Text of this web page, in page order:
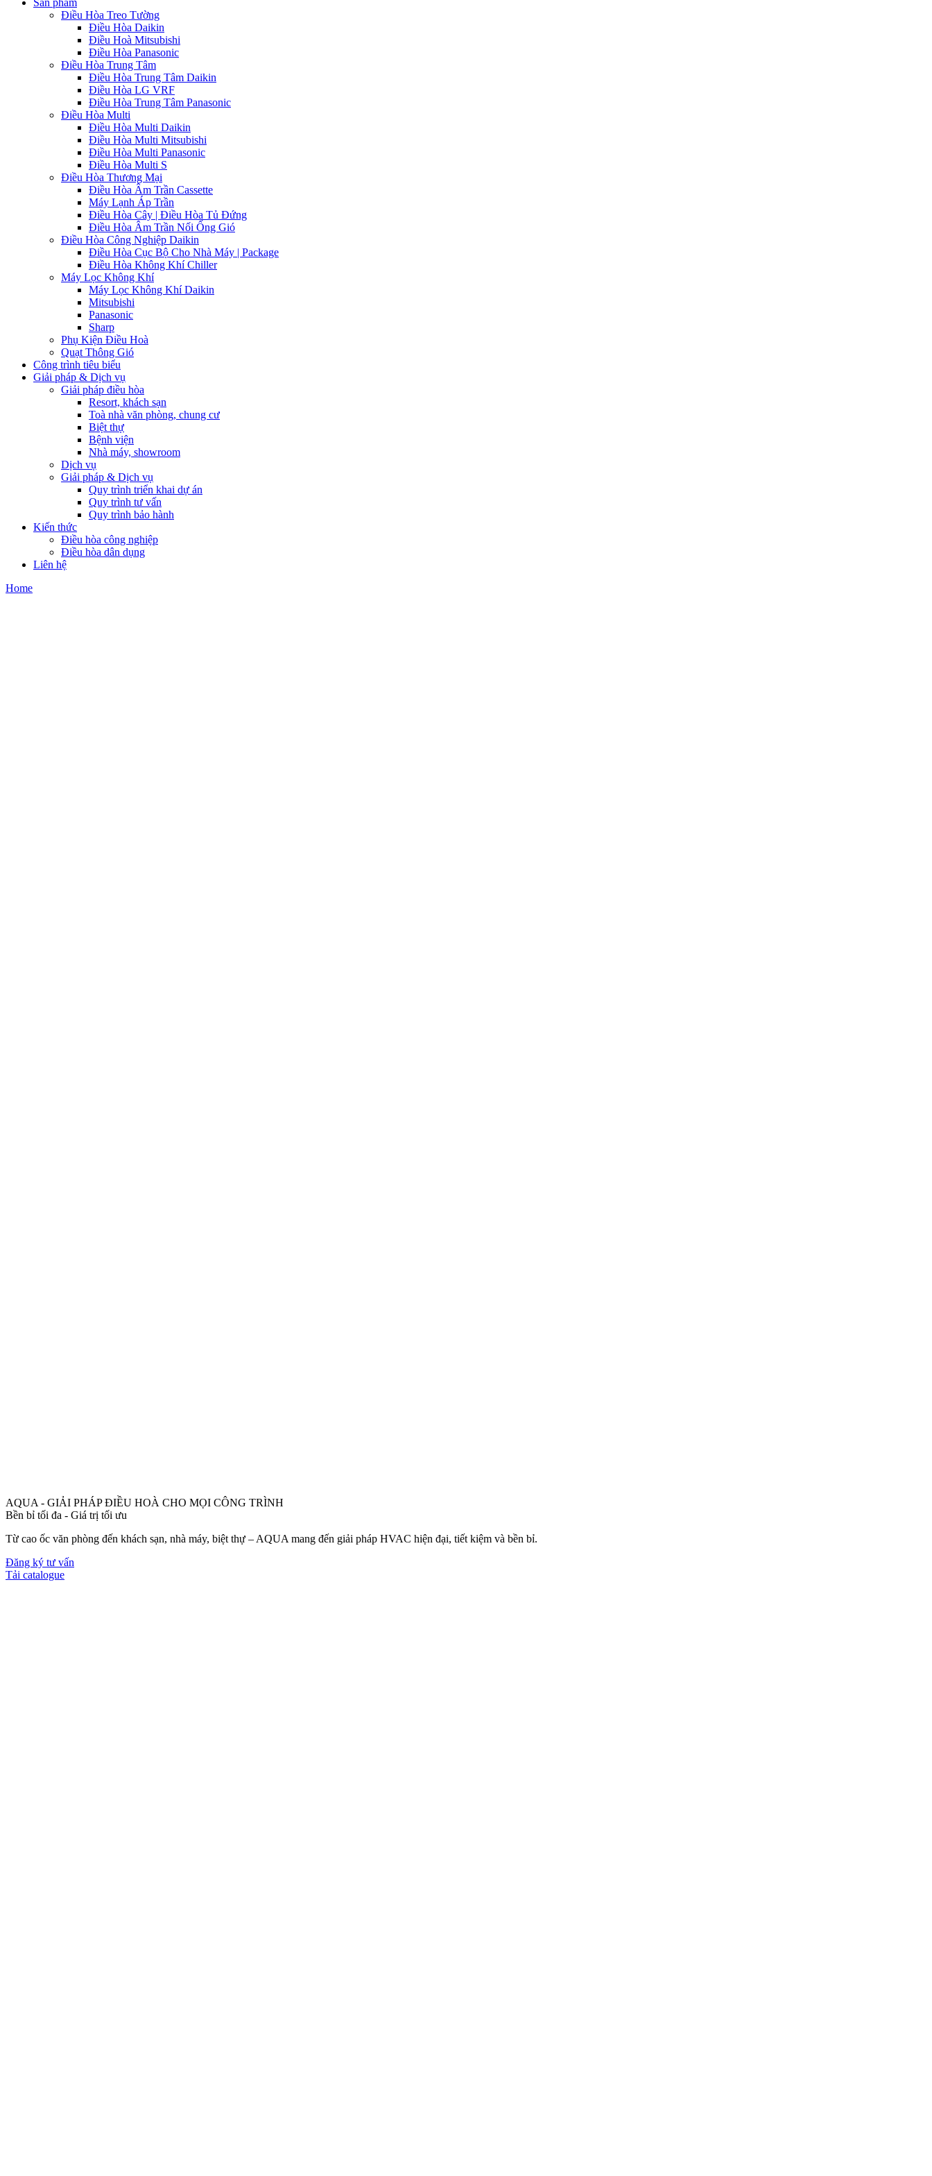
Sản phẩm
Điều Hòa Treo Tường
Điều Hòa Daikin
Điều Hoà Mitsubishi
Điều Hòa Panasonic
Điều Hòa Trung Tâm
Điều Hòa Trung Tâm Daikin
Điều Hòa LG VRF
Điều Hòa Trung Tâm Panasonic
Điều Hòa Multi
Điều Hòa Multi Daikin
Điều Hòa Multi Mitsubishi
Điều Hòa Multi Panasonic
Điều Hòa Multi S
Điều Hòa Thương Mại
Điều Hòa Âm Trần Cassette
Máy Lạnh Áp Trần
Điều Hòa Cây | Điều Hòa Tủ Đứng
Điều Hòa Âm Trần Nối Ống Gió
Điều Hòa Công Nghiệp Daikin
Điều Hòa Cục Bộ Cho Nhà Máy | Package
Điều Hòa Không Khí Chiller
Máy Lọc Không Khí
Máy Lọc Không Khí Daikin
Mitsubishi
Panasonic
Sharp
Phụ Kiện Điều Hoà
Quạt Thông Gió
Công trình tiêu biểu
Giải pháp & Dịch vụ
Giải pháp điều hòa
Resort, khách sạn
Toà nhà văn phòng, chung cư
Biệt thự
Bệnh viện
Nhà máy, showroom
Dịch vụ
Giải pháp & Dịch vụ
Quy trình triển khai dự án
Quy trình tư vấn
Quy trình bảo hành
Kiến thức
Điều hòa công nghiệp
Điều hòa dân dụng
Liên hệ
Home
AQUA - GIẢI PHÁP ĐIỀU HOÀ CHO MỌI CÔNG TRÌNH
Bền bỉ tối đa - Giá trị tối ưu
Từ cao ốc văn phòng đến khách sạn, nhà máy, biệt thự – AQUA mang đến giải pháp HVAC hiện đại, tiết kiệm và bền bỉ.
Đăng ký tư vấn
Tải catalogue